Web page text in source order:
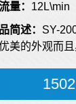
量： 12L\min
简述： SY-
美的外观而